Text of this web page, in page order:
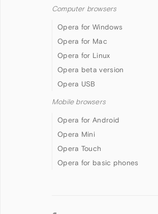
Computer browsers
Opera for Windows
Opera for Mac
Opera for Linux
Opera beta version
Opera USB
Mobile browsers
Opera for Android
Opera Mini
Opera Touch
Opera for basic phones